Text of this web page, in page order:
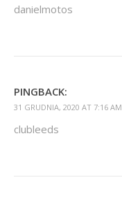
danielmotos
PINGBACK:
31 GRUDNIA, 2020 AT 7:16 AM
clubleeds